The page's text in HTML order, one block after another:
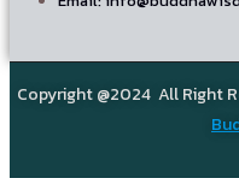
Copyright @2024 All Right